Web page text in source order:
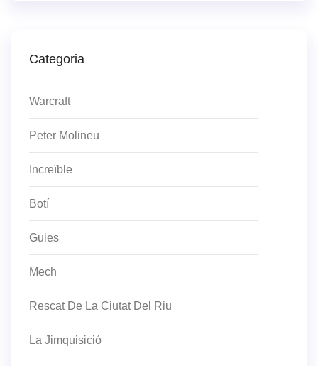
Categoria
Warcraft
Peter Molineu
Increïble
Botí
Guies
Mech
Rescat De La Ciutat Del Riu
La Jimquisició